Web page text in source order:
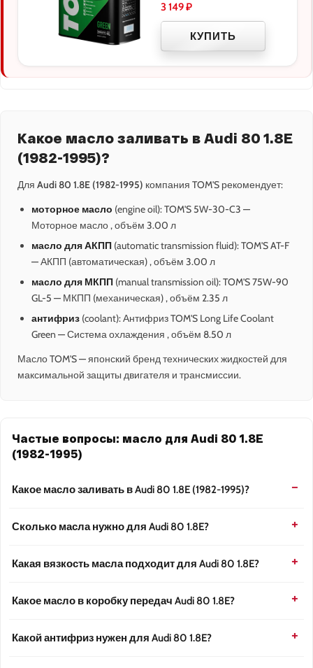
3 149₽
КУПИТЬ
Какое масло заливать в Audi 80 1.8E
(1982-1995)?
Для Audi 80 1.8E (1982-1995) компания TOM'S рекомендует:
моторное масло (engine oil): TOM'S 5W-30-C3 —
Моторное масло , объём 3.00 л
масло для АКПП (automatic transmission fluid): TOM'S AT-F
— АКПП (автоматическая) , объём 3.00 л
масло для МКПП (manual transmission oil): TOM'S 75W-90
GL-5 — МКПП (механическая) , объём 2.35 л
антифриз (coolant): Антифриз TOM'S Long Life Coolant
Green — Система охлаждения , объём 8.50 л
Масло TOM'S — японский бренд технических жидкостей для
максимальной защиты двигателя и трансмиссии.
Частые вопросы: масло для Audi 80 1.8E
(1982-1995)
Какое масло заливать в Audi 80 1.8E (1982-1995)?
Сколько масла нужно для Audi 80 1.8E?
Какая вязкость масла подходит для Audi 80 1.8E?
Какое масло в коробку передач Audi 80 1.8E?
Какой антифриз нужен для Audi 80 1.8E?